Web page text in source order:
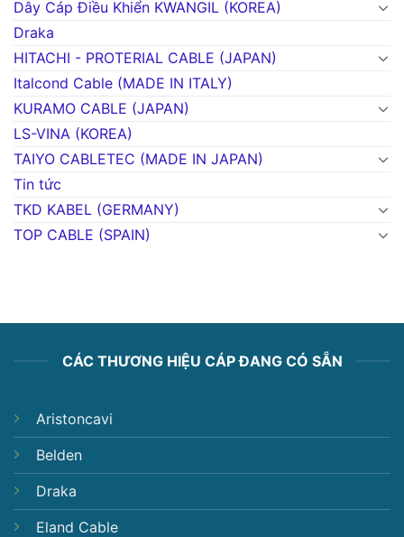
Dây Cáp Điều Khiển KWANGIL (KOREA)
Draka
HITACHI - PROTERIAL CABLE (JAPAN)
Italcond Cable (MADE IN ITALY)
KURAMO CABLE (JAPAN)
LS-VINA (KOREA)
TAIYO CABLETEC (MADE IN JAPAN)
Tin tức
TKD KABEL (GERMANY)
TOP CABLE (SPAIN)
CÁC THƯƠNG HIỆU CÁP ĐANG CÓ SẴN
Aristoncavi
Belden
Draka
Eland Cable